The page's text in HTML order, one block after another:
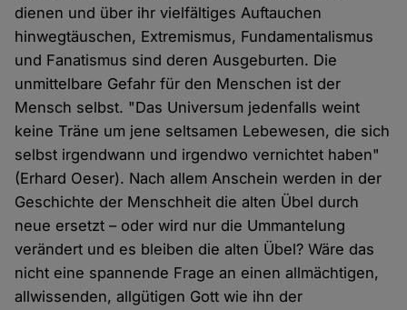
dienen und über ihr vielfältiges Auftauchen
hinwegtäuschen, Extremismus, Fundamentalismus
und Fanatismus sind deren Ausgeburten. Die
unmittelbare Gefahr für den Menschen ist der
Mensch selbst. "Das Universum jedenfalls weint
keine Träne um jene seltsamen Lebewesen, die sich
selbst irgendwann und irgendwo vernichtet haben"
(Erhard Oeser). Nach allem Anschein werden in der
Geschichte der Menschheit die alten Übel durch
neue ersetzt – oder wird nur die Ummantelung
verändert und es bleiben die alten Übel? Wäre das
nicht eine spannende Frage an einen allmächtigen,
allwissenden, allgütigen Gott wie ihn der